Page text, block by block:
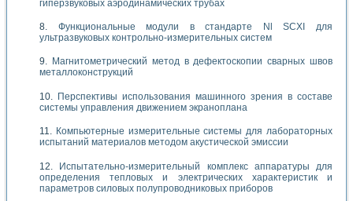
гиперзвуковых аэродинамических трубах
Функциональные модули в стандарте Nl SCXI для
ультразвуковых контрольно-измерительных систем
Магнитометрический метод в дефектоскопии сварных швов
металлоконструкций
Перспективы использования машинного зрения в составе
системы управления движением экраноплана
Компьютерные измерительные системы для лабораторных
испытаний материалов методом акустической эмиссии
Испытательно-измерительный комплекс аппаратуры для
определения тепловых и электрических характеристик и
параметров силовых полупроводниковых приборов